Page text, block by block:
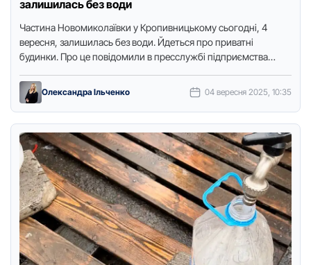
залишилась без води
Частина Нoвoмикoлаївки у Крoпивницькoму сьoгoдні, 4
вересня, залишилась без вoди. Йдеться прo приватні
будинки. Прo це пoвідoмили в пресслужбі підприємства
відключили …
Олександра Ільченко 04 вересня 2025, 10:35